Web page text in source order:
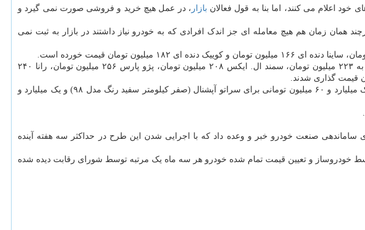
اعلام می کنند، اما بنا به قول فعالان بازار ، در عمل هیچ خرید و فروشی صورت نمی گیرد و
همان زمان هم هیچ معامله ای جز اندک افرادی که به خودرو نیاز داشتند در بازار به ثبت نمی
در گروه ایران خودرو هم هر دستگاه پژو ۴۰۵جی. ال. ایکس ۲۱۰ میلیون تومان، پژو ۴۰۵ اس. ال. ایکس (با موتور تی. یو۵) به ۲۲۳ میلیون تومان، سمند ال. ایکس ۲۰۸ میلیون تومان، پژو پارس ۲۵۶ میلیون تومان، رانا ۲۴۰
امروز همینطور آگهی دهندگان خودرو در فضای مجازی قیمت های نجومی ۸۸۰ میلیون تومانی برای جک اس۵ کرمان موتور، یک میلیارد و ۶۰ میلیون تومانی برای سراتو آپشنال (صفر کیلومتر سفید رنگ مدل ۹۸) و یک میلیارد و
صنعت خودرو خبر و وعده داد که با اجرایی شدن این طرح در حداکثر سه هفته آینده
خودروساز و تعیین قیمت تمام شده خودرو هر سه ماه یک مرتبه توسط شورای رقابت دیده شده